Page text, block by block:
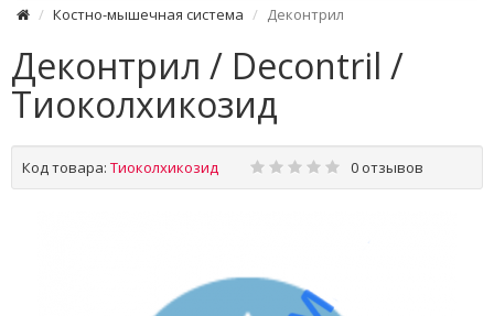
Костно-мышечная система Деконтрил
Деконтрил / Decontril /
Тиоколхикозид
Код товара: Тиоколхикозид 0 отзывов